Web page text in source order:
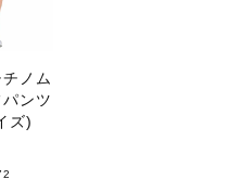
ウエットクリーニン
ノム
ンツ
ズ)